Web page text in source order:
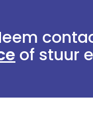
of stuur